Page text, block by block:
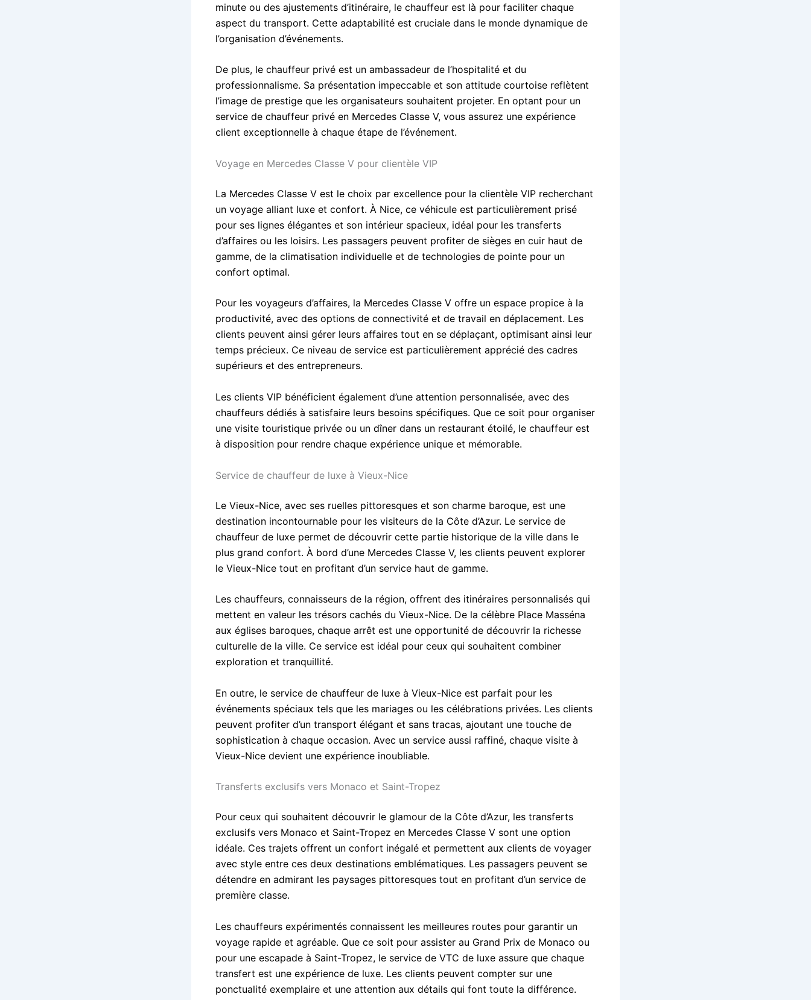
minute ou des ajustements d’itinéraire, le chauffeur est là pour faciliter chaque
aspect du transport. Cette adaptabilité est cruciale dans le monde dynamique de
l’organisation d’événements.
De plus, le chauffeur privé est un ambassadeur de l’hospitalité et du
professionnalisme. Sa présentation impeccable et son attitude courtoise reflètent
l’image de prestige que les organisateurs souhaitent projeter. En optant pour un
service de chauffeur privé en Mercedes Classe V, vous assurez une expérience
client exceptionnelle à chaque étape de l’événement.
Voyage en Mercedes Classe V pour clientèle VIP
La Mercedes Classe V est le choix par excellence pour la clientèle VIP recherchant
un voyage alliant luxe et confort. À Nice, ce véhicule est particulièrement prisé
pour ses lignes élégantes et son intérieur spacieux, idéal pour les transferts
d’affaires ou les loisirs. Les passagers peuvent profiter de sièges en cuir haut de
gamme, de la climatisation individuelle et de technologies de pointe pour un
confort optimal.
Pour les voyageurs d’affaires, la Mercedes Classe V offre un espace propice à la
productivité, avec des options de connectivité et de travail en déplacement. Les
clients peuvent ainsi gérer leurs affaires tout en se déplaçant, optimisant ainsi leur
temps précieux. Ce niveau de service est particulièrement apprécié des cadres
supérieurs et des entrepreneurs.
Les clients VIP bénéficient également d’une attention personnalisée, avec des
chauffeurs dédiés à satisfaire leurs besoins spécifiques. Que ce soit pour organiser
une visite touristique privée ou un dîner dans un restaurant étoilé, le chauffeur est
à disposition pour rendre chaque expérience unique et mémorable.
Service de chauffeur de luxe à Vieux-Nice
Le Vieux-Nice, avec ses ruelles pittoresques et son charme baroque, est une
destination incontournable pour les visiteurs de la Côte d’Azur. Le service de
chauffeur de luxe permet de découvrir cette partie historique de la ville dans le
plus grand confort. À bord d’une Mercedes Classe V, les clients peuvent explorer
le Vieux-Nice tout en profitant d’un service haut de gamme.
Les chauffeurs, connaisseurs de la région, offrent des itinéraires personnalisés qui
mettent en valeur les trésors cachés du Vieux-Nice. De la célèbre Place Masséna
aux églises baroques, chaque arrêt est une opportunité de découvrir la richesse
culturelle de la ville. Ce service est idéal pour ceux qui souhaitent combiner
exploration et tranquillité.
En outre, le service de chauffeur de luxe à Vieux-Nice est parfait pour les
événements spéciaux tels que les mariages ou les célébrations privées. Les clients
peuvent profiter d’un transport élégant et sans tracas, ajoutant une touche de
sophistication à chaque occasion. Avec un service aussi raffiné, chaque visite à
Vieux-Nice devient une expérience inoubliable.
Transferts exclusifs vers Monaco et Saint-Tropez
Pour ceux qui souhaitent découvrir le glamour de la Côte d’Azur, les transferts
exclusifs vers Monaco et Saint-Tropez en Mercedes Classe V sont une option
idéale. Ces trajets offrent un confort inégalé et permettent aux clients de voyager
avec style entre ces deux destinations emblématiques. Les passagers peuvent se
détendre en admirant les paysages pittoresques tout en profitant d’un service de
première classe.
Les chauffeurs expérimentés connaissent les meilleures routes pour garantir un
voyage rapide et agréable. Que ce soit pour assister au Grand Prix de Monaco ou
pour une escapade à Saint-Tropez, le service de VTC de luxe assure que chaque
transfert est une expérience de luxe. Les clients peuvent compter sur une
ponctualité exemplaire et une attention aux détails qui font toute la différence.